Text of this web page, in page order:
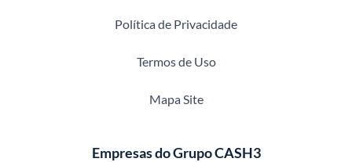
Política de Privacidade
Termos de Uso
Mapa Site
Empresas do Grupo CASH3